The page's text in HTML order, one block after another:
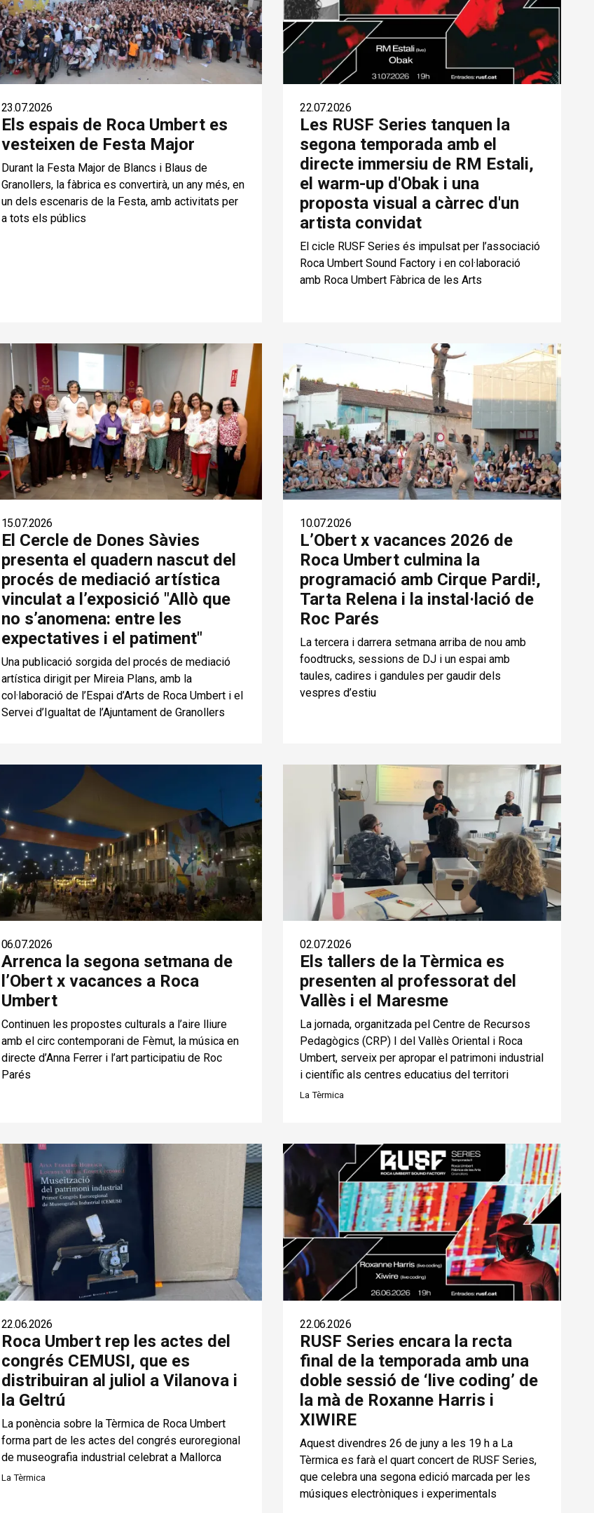
23.07.2026
Els espais de Roca Umbert es
vesteixen de Festa Major
Durant la Festa Major de Blancs i Blaus de
Granollers, la fàbrica es convertirà, un any més, en
un dels escenaris de la Festa, amb activitats per
a tots els públics
22.07.2026
Les RUSF Series tanquen la
segona temporada amb el
directe immersiu de RM Estali,
el warm-up d'Obak i una
proposta visual a càrrec d'un
artista convidat
El cicle RUSF Series és impulsat per l’associació
Roca Umbert Sound Factory i en col·laboració
amb Roca Umbert Fàbrica de les Arts
15.07.2026
El Cercle de Dones Sàvies
presenta el quadern nascut del
procés de mediació artística
vinculat a l’exposició "Allò que
no s’anomena: entre les
expectatives i el patiment"
Una publicació sorgida del procés de mediació
artística dirigit per Mireia Plans, amb la
col·laboració de l’Espai d’Arts de Roca Umbert i el
Servei d’Igualtat de l’Ajuntament de Granollers
10.07.2026
L’Obert x vacances 2026 de
Roca Umbert culmina la
programació amb Cirque Pardi!,
Tarta Relena i la instal·lació de
Roc Parés
La tercera i darrera setmana arriba de nou amb
foodtrucks, sessions de DJ i un espai amb
taules, cadires i gandules per gaudir dels
vespres d’estiu
06.07.2026
Arrenca la segona setmana de
l’Obert x vacances a Roca
Umbert
Continuen les propostes culturals a l’aire lliure
amb el circ contemporani de Fèmut, la música en
directe d’Anna Ferrer i l’art participatiu de Roc
Parés
02.07.2026
Els tallers de la Tèrmica es
presenten al professorat del
Vallès i el Maresme
La jornada, organitzada pel Centre de Recursos
Pedagògics (CRP) I del Vallès Oriental i Roca
Umbert, serveix per apropar el patrimoni industrial
i científic als centres educatius del territori
La Tèrmica
22.06.2026
Roca Umbert rep les actes del
congrés CEMUSI, que es
distribuiran al juliol a Vilanova i
la Geltrú
La ponència sobre la Tèrmica de Roca Umbert
forma part de les actes del congrés euroregional
de museografia industrial celebrat a Mallorca
La Tèrmica
22.06.2026
RUSF Series encara la recta
final de la temporada amb una
doble sessió de ‘live coding’ de
la mà de Roxanne Harris i
XIWIRE
Aquest divendres 26 de juny a les 19 h a La
Tèrmica es farà el quart concert de RUSF Series,
que celebra una segona edició marcada per les
músiques electròniques i experimentals